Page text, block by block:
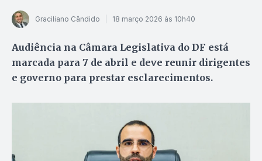
Graciliano Cândido 18 março 2026 às 10h40
Audiência na Câmara Legislativa do DF está
marcada para 7 de abril e deve reunir dirigentes
e governo para prestar esclarecimentos.